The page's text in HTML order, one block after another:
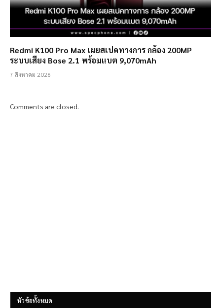
Redmi K100 Pro Max เผยสเปคทางการ กล้อง 200MP
ระบบเสียง Bose 2.1 พร้อมแบต 9,070mAh
7 สิงหาคม 2026
Comments are closed.
หัวข้อทั้งหมด